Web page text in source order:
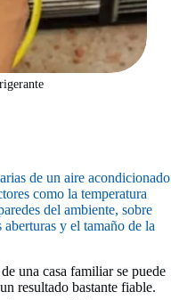
de un aire acondicionado
como la temperatura
del ambiente, sobre
y el tamaño de la
una casa familiar se puede
resultado bastante fiable.